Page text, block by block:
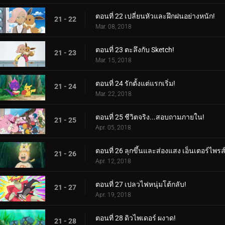
21 - 22 ตอนที่ 22 เปลี่ยนหัวและฝึกฝนอย่างหนัก!
Mar. 08, 2018
21 - 23 ตอนที่ 23 ตะลึงกับ Sketch!
Mar. 15, 2018
21 - 24 ตอนที่ 24 รักตั้งแต่แรกเริ่ม!
Mar. 22, 2018
21 - 25 ตอนที่ 25 ชีวิตจริง...สอบถามภายใน!
Apr. 05, 2018
21 - 26 ตอนที่ 26 ลุกขึ้นและส่องแสง เอ็นเตอร์ไพร
Apr. 12, 2018
21 - 27 ตอนที่ 27 เปลวไฟหนุ่มโต้กลับ!
Apr. 19, 2018
21 - 28 ตอนที่ 28 ดิวไพเดอร์ ผงาด!